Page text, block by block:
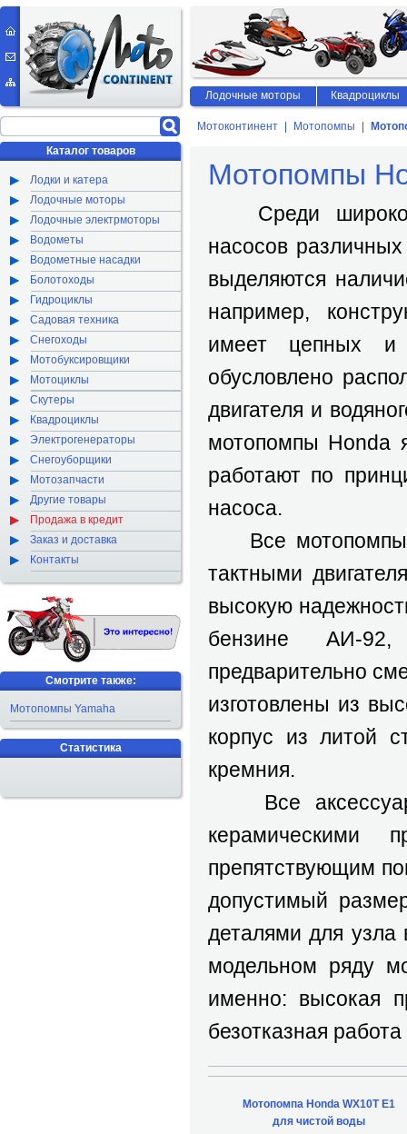
Мотоконтинент Мотопомпы
Мотопомпы
Среди
насосов
выделяются
например,
имеет цепных и
обусловлено
двигателя и
мотопомпы Honda
работают по
насоса.
Все мотопомпы
тактными
высокую
бензине АИ-
предварительно
изготовлены из
корпус из литой
кремния.
Все
керамическими
препятствующим
допустимый
деталями для узла
модельном ряду
именно: высокая
безотказная
Мотопомпа Honda WX10T E1
для чистой воды
Каталог товаров
Лодки и катера
Лодочные моторы
Лодочные электрмоторы
Водометы
Водометные насадки
Болотоходы
Гидроциклы
Садовая техника
Снегоходы
Мотобуксировщики
Мотоциклы
Скутеры
Квадроциклы
Электрогенераторы
Снегоуборщики
Мотозапчасти
Другие товары
Продажа в кредит
Заказ и доставка
Контакты
Смотрите также:
Мотопомпы Yamaha
Статистика
Лодочные моторы Квадроциклы